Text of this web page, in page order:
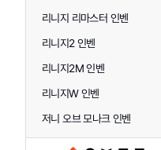
리니지 리마스터 인벤
리니지2 인벤
리니지2M 인벤
리니지W 인벤
저니 오브 모나크 인벤